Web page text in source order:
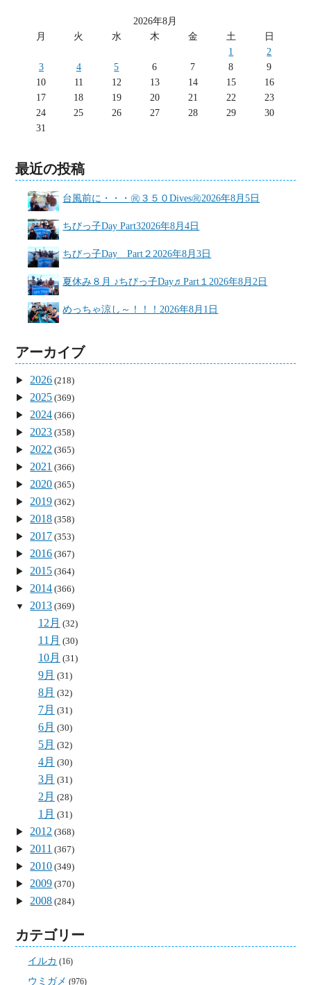
2026年8月
月
火 水 木 金 土
日
1
2
3
4 5 6 7 8
9
10
11 12 13 14 15
16
17
18 19 20 21 22
23
24
25 26 27 28 29
30
31
最近の投稿
台風前に・・・㊗３５０Dives㊗2026年8月5日
ちびっ子Day Part32026年8月4日
ちびっ子Day Part２ 2026年8月3日
夏休み８月 ♪ちびっ子Day♬Part１ 2026年8月2日
めっちゃ涼し～！！！ 2026年8月1日
アーカイブ
2026 (218)
2025 (369)
2024 (366)
2023 (358)
2022 (365)
2021 (366)
2020 (365)
2019 (362)
2018 (358)
2017 (353)
2016 (367)
2015 (364)
2014 (366)
2013 (369)
12月 (32)
11月 (30)
10月 (31)
9月 (31)
8月 (32)
7月 (31)
6月 (30)
5月 (32)
4月 (30)
3月 (31)
2月 (28)
1月 (31)
2012 (368)
2011 (367)
2010 (349)
2009 (370)
2008 (284)
カテゴリー
イルカ (16)
ウミガメ (976)